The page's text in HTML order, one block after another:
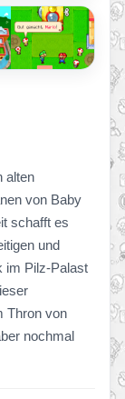
alten
von Baby
schafft es
und
im Pilz-Palast
Thron von
nochmal